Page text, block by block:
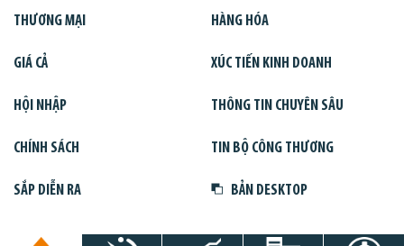
THƯƠNG MẠI HÀNG HÓA
GIÁ CẢ XÚC TIẾN KINH DOANH
HỘI NHẬP THÔNG TIN CHUYÊN SÂU
CHÍNH SÁCH TIN BỘ CÔNG THƯƠNG
SẮP DIỄN RA BẢN DESKTOP